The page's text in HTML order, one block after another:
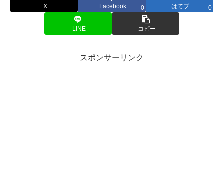
X Facebook 0 はてブ 0
LINE コピー
スポンサーリンク